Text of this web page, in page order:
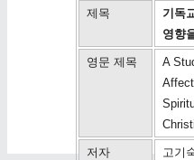
제목
기독
영향
영문 제목
A
저자
고기